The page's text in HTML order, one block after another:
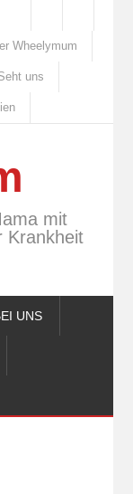
Wheelymum
uns
mit
Krankheit
UNS